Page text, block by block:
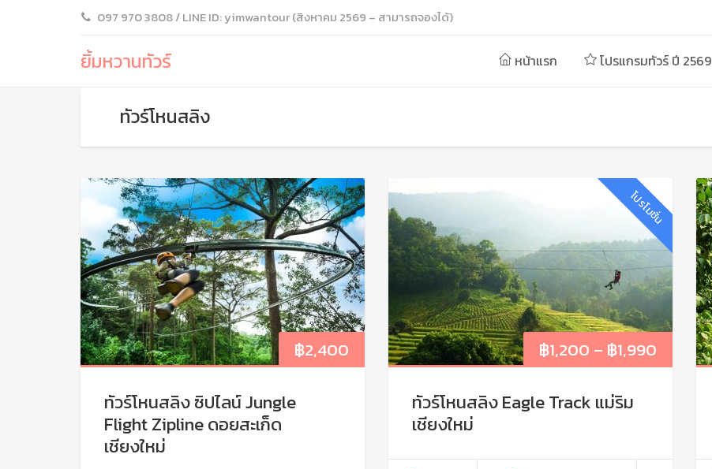
097 970 3808 / LINE ID: yimwantour (สิงหาคม 2569 – สามารถจองได้)
ยิ้มหวานทัวร์ หน้าแรก โปรแกรมทัวร์ ปี 2569
ทัวร์โหนสลิง
฿2,400
ทัวร์โหนสลิง ซิปไลน์ Jungle
Flight Zipline ดอยสะเก็ด
เชียงใหม่
โปรโมชั่น
฿1,200 – ฿1,990
ทัวร์โหนสลิง Eagle Track แม่ริม
เชียงใหม่